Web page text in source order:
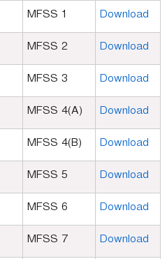
MFSS 1
Download
MFSS 2
Download
MFSS 3
Download
MFSS 4(A)
Download
MFSS 4(B)
Download
MFSS 5
Download
MFSS 6
Download
MFSS 7
Download